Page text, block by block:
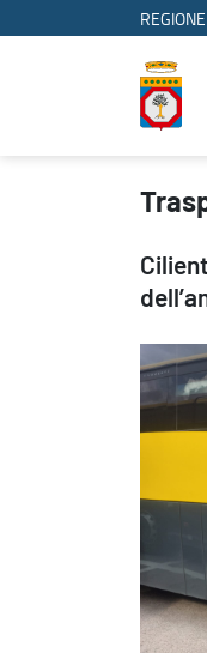
Trasporti, rinnovata la